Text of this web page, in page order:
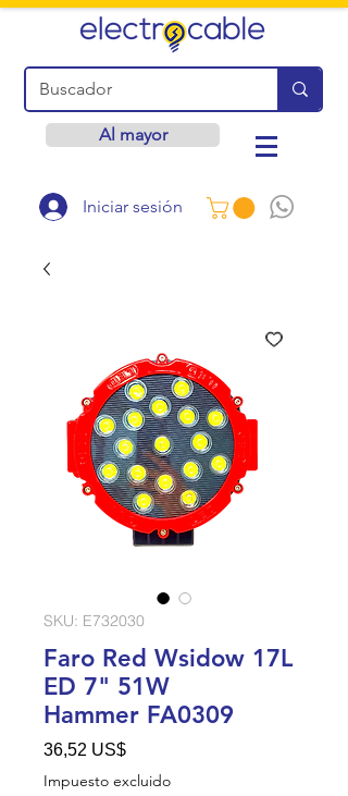
Al mayor
Iniciar sesión
SKU: E732030
Faro Red Wsidow 17L
ED 7" 51W
Hammer FA0309
36,52 US$Precio
Impuesto excluido